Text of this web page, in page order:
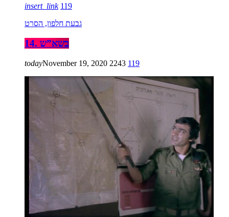
insert_link 119
גבעת חלפון, הסרט
14. בשא”ש
todayNovember 19, 2020 2243 119